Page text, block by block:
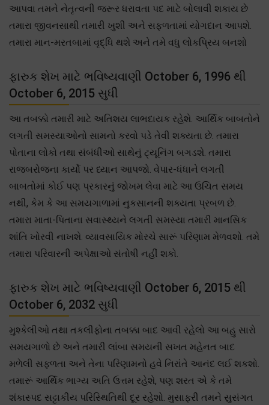
આપવા તમને નેતૃત્વની જરૂર ધરાવતા પદ માટે બોલાવી શકાય છે
તમારા જીવનસાથી તમારી ખુશી અને સફળતામાં યોગદાન આપશે.
તમારા માન-મરતબામાં વૃદ્ધિ થશે અને તમે વધુ લોકપ્રિય બનશો
ફારુક શેખ માટે ભવિષ્યવાણી October 6, 1996 થી
October 6, 2015 સુધી
આ તબક્કો તમારી માટે અતિશય લાભદાયક રહેશે. આર્થિક બાબતોને
લગતી સમસ્યાઓનો સામનો કરવો પડે તેવી શક્યતા છે. તમારા
પોતાના લોકો તથા સંબંધીઓ સાથેનું ટ્યૂનિંગ બગડશે. તમારા
રાજબરોજના કાર્યો પર ધ્યાન આપજો. વેપાર-ધંધાને લગતી
બાબતોમાં કોઈ પણ પ્રકારનું જોખમ લેવા માટે આ ઉચિત સમય
નથી, કેમ કે આ સમયગાળામાં નુકસાનની શક્યતા પ્રબળ છે.
તમારા માતા-પિતાના સવાસ્થ્યને લગતી સમસ્યા તમારી માનસિક
શાંતિ ખોરવી નાખશે. વ્યાવસાયિક મોરચે સારૂં પરિણામ મેળવશો. તમે
તમારા પરિવારની અપેક્ષાઓ સંતોષી નહીં શકો.
ફારુક શેખ માટે ભવિષ્યવાણી October 6, 2015 થી
October 6, 2032 સુધી
મુશ્કેલીઓ તથા તકલીફોના તબક્કા બાદ આવી રહેલો આ બહુ સારો
સમયગાળો છે અને તમારી લાંબા સમયની સખત મહેનત બાદ
મળેલી સફળતા અને તેના પરિણામનો હવે નિરાંતે આનંદ લઈ શકશો.
તમારૂં આર્થિક ભાગ્ય અતિ ઉત્તમ રહેશે, પણ શરત એ કે તમે
શંકાસ્પદ સટ્ટાકીય પરિસ્થિતિથી દૂર રહેશો. મુસાફરી તમને સુસંગત